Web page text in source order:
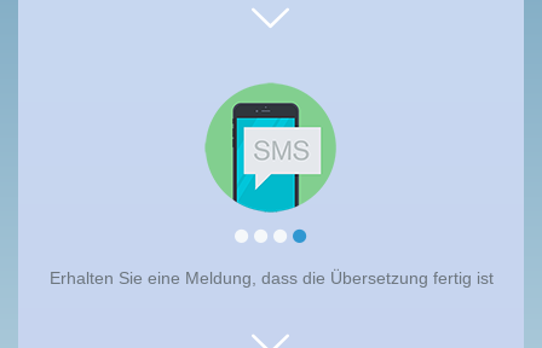
Erhalten Sie eine Meldung, dass die Übersetzung fertig ist